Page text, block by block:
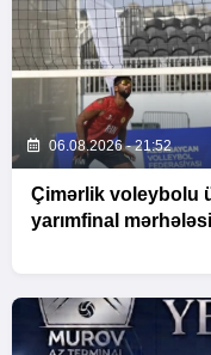
06.08.2026 - 21:52
Çimərlik voleybolu
yarımfinal